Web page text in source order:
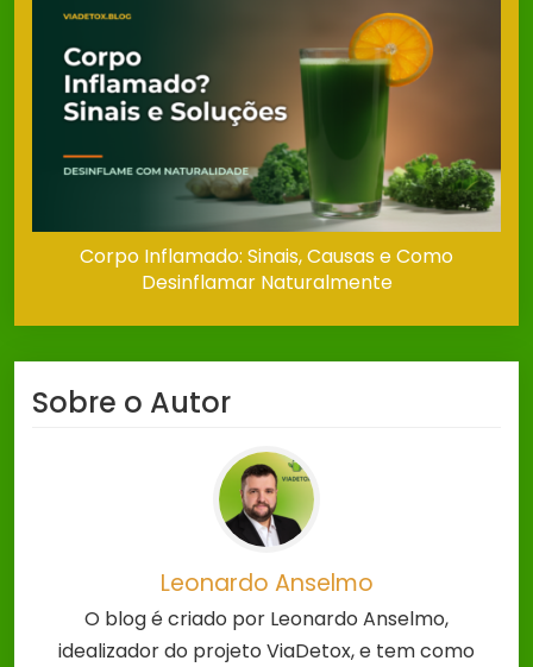
Corpo Inflamado: Sinais, Causas e Como
Desinflamar Naturalmente
Sobre o Autor
Leonardo Anselmo
O blog é criado por Leonardo Anselmo,
idealizador do projeto ViaDetox, e tem como